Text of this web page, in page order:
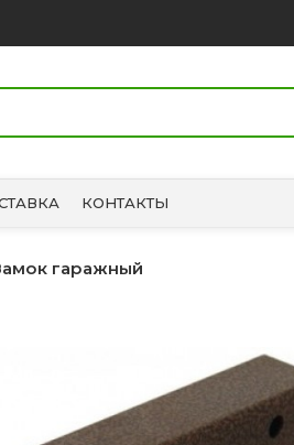
КОНТАКТЫ
гаражный